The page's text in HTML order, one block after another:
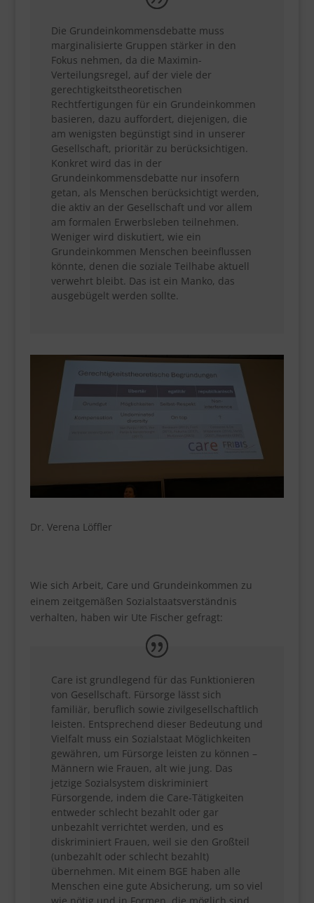
Die Grundeinkommensdebatte muss
marginalisierte Gruppen stärker in den
Fokus nehmen, da die Maximin-
Verteilungsregel, auf der viele der
gerechtigkeitstheoretischen
Rechtfertigungen für ein Grundeinkommen
basieren, dazu auffordert, diejenigen, die
am wenigsten begünstigt sind in unserer
Gesellschaft, prioritär zu berücksichtigen.
Konkret wird das in der
Grundeinkommensdebatte nur insofern
getan, als Menschen berücksichtigt werden,
die aktiv an der Gesellschaft und vor allem
am formalen Erwerbsleben teilnehmen.
Weniger wird diskutiert, wie ein
Grundeinkommen Menschen beeinflussen
könnte, denen die soziale Teilhabe aktuell
verwehrt bleibt. Das ist ein Manko, das
ausgebügelt werden sollte.
Dr. Verena Löffler
Wie sich Arbeit, Care und Grundeinkommen zu
einem zeitgemäßen Sozialstaatsverständnis
verhalten, haben wir Ute Fischer gefragt:
Care ist grundlegend für das Funktionieren
von Gesellschaft. Fürsorge lässt sich
familiär, beruflich sowie zivilgesellschaftlich
leisten. Entsprechend dieser Bedeutung und
Vielfalt muss ein Sozialstaat Möglichkeiten
gewähren, um Fürsorge leisten zu können –
Männern wie Frauen, alt wie jung. Das
jetzige Sozialsystem diskriminiert
Fürsorgende, indem die Care-Tätigkeiten
entweder schlecht bezahlt oder gar
unbezahlt verrichtet werden, und es
diskriminiert Frauen, weil sie den Großteil
(unbezahlt oder schlecht bezahlt)
übernehmen. Mit einem BGE haben alle
Menschen eine gute Absicherung, um so viel